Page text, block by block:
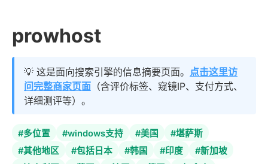
prowhost
💡 这是面向搜索引擎的信息摘要页面。 点击这里访
问完整商家页面 （含评价标签、窥镜IP、支付方式、
详细测评等）。
#多位置 #windows支持 #美国
#堪萨斯
#其他地区
#包括日本 #韩国 #印度
#新加坡